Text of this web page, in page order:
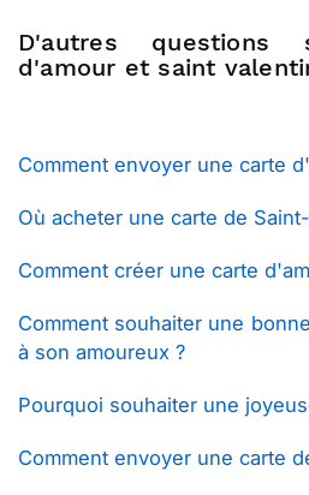
D'autres
d'amour et saint
Comment envoyer une carte
Où acheter une carte de
Comment créer une carte
Comment souhaiter une
à son amoureux ?
Pourquoi souhaiter une
Comment envoyer une carte